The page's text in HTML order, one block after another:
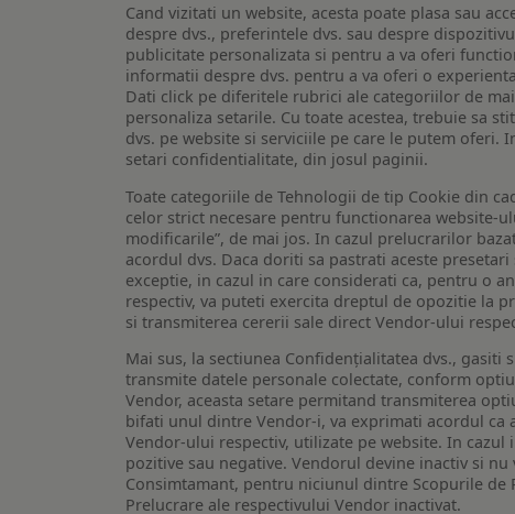
Cand vizitati un website, acesta poate plasa sau
despre dvs., preferintele dvs. sau despre
publicitate personalizata si pentru a va oferi
informatii despre dvs. pentru a va oferi o
Dati click pe diferitele rubrici ale categoriilor de
personaliza setarile. Cu toate acestea, trebuie sa
dvs. pe website si serviciile pe care le putem
setari confidentialitate, din josul paginii.
Toate categoriile de Tehnologii de tip Cookie din
celor strict necesare pentru functionarea website-
modificarile”, de mai jos. In cazul prelucrarilor
acordul dvs. Daca doriti sa pastrati aceste
exceptie, in cazul in care considerati ca, pentru o
respectiv, va puteti exercita dreptul de opozitie la
si transmiterea cererii sale direct Vendor-ului
Mai sus, la sectiunea Confidențialitatea dvs.,
transmite datele personale colectate, conform
Vendor, aceasta setare permitand transmiterea
bifati unul dintre Vendor-i, va exprimati acordul ca
Vendor-ului respectiv, utilizate pe website. In
pozitive sau negative. Vendorul devine inactiv si
Consimtamant, pentru niciunul dintre Scopurile de
Prelucrare ale respectivului Vendor inactivat.